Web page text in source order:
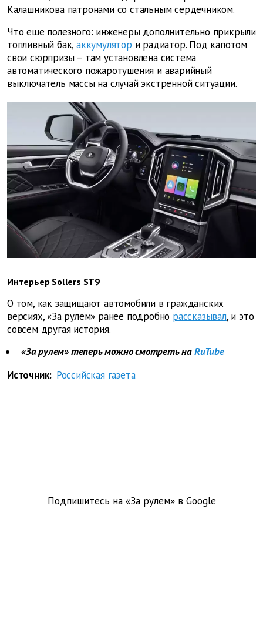
Калашникова патронами со стальным сердечником.
Что еще полезного: инженеры дополнительно прикрыли
топливный бак, аккумулятор и радиатор. Под капотом
свои сюрпризы – там установлена система
автоматического пожаротушения и аварийный
выключатель массы на случай экстренной ситуации.
Интерьер Sollers ST9
О том, как защищают автомобили в гражданских
версиях, «За рулем» ранее подробно рассказывал, и это
совсем другая история.
«За рулем» теперь можно смотреть наRuTube
Источник: Российская газета
Подпишитесь на «За рулем» в Google